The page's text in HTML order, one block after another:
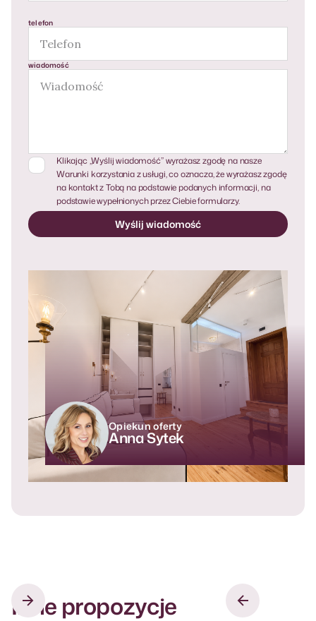
telefon
wiadomość
Klikając „Wyślij wiadomość” wyrażasz zgodę na nasze
Warunki korzystania z usługi, co oznacza, że ​​wyrażasz zgodę
na kontakt z Tobą na podstawie podanych informacji, na
podstawie wypełnionych przez Ciebie formularzy.
Opiekun oferty
Anna Sytek
Inne propozycje